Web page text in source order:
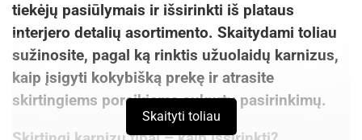
tiekėjų pasiūlymais ir išsirinkti iš plataus
interjero detalių asortimento. Skaitydami toliau
sužinosite, pagal ką rinktis užuolaidų karnizus,
kaip įsigyti kokybišką prekę ir atrasite
skirtingiems poreikiams sukurtų pasirinkimų.
Skaityti toliau